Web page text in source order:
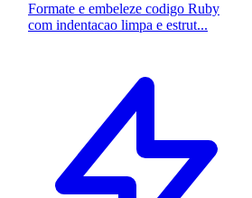
Formate e embeleze codigo Ruby
com indentacao limpa e estrut...